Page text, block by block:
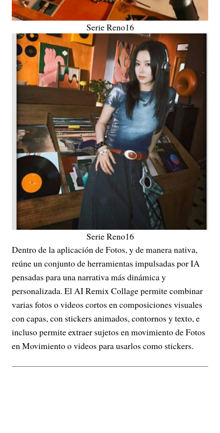
Serie Reno16
Serie Reno16
Dentro de la aplicación de Fotos, y de manera nativa,
reúne un conjunto de herramientas impulsadas por IA
pensadas para una narrativa más dinámica y
personalizada. El AI Remix Collage permite combinar
varias fotos o videos cortos en composiciones visuales
con capas, con stickers animados, contornos y texto, e
incluso permite extraer sujetos en movimiento de Fotos
en Movimiento o videos para usarlos como stickers.